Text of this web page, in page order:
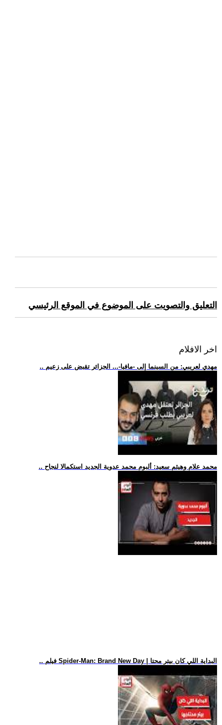
التعليق والتصويت على الموضوع في الموقع الرئيسي
اخر الافلام
.. مهدي لعريبي: من السينما إلى -مافيا-... الجزائر تقبض على زعيم
.. محمد علام وهيثم سعيد: ألبوم محمد عدوية الجديد استكمالا لنجاح
.. فيلم Spider-Man: Brand New Day | البداية اللي كان بيتر محتا